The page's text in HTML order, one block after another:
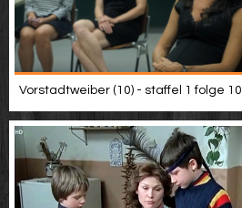
Vorstadtweiber (10) - staffel 1 folge 10